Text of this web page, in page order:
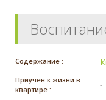
Содержание :
Приучен к жизни в
квартире :
-